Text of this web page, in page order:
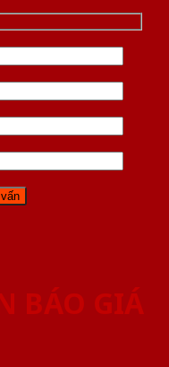
BÁO GIÁ